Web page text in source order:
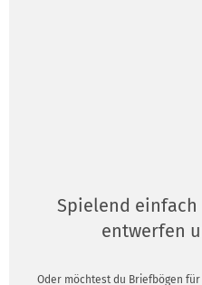
Spielend
entwerfen
Oder möchtest du Briefbögen